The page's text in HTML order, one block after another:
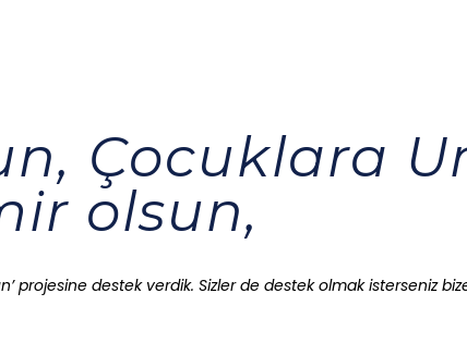
Çocuklara
projesine destek verdik. Sizler de destek olmak isterseniz